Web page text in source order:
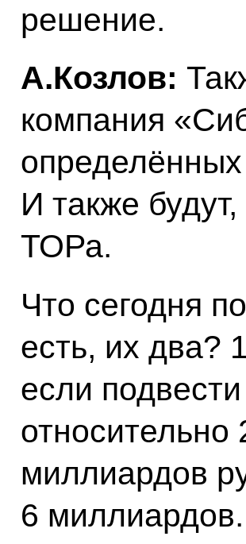
решение.
А.Козлов:
компания
И также
ТОРа.
Что сегодня
есть, их два?
если
относительно
миллиардов
6